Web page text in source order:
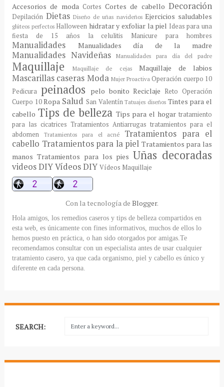
Accesorios de moda Cortes Cortes de cabello Decoración
Depilación Dietas Diseño de uñas navideños Ejercicios saludables
glúteos perfectos Halloween hidratar y exfoliar la piel Ideas para una
fiesta de 15 años
la celulitis Manicure para hombres
Manualidades Manualidades día de la madre
Manualidades Navideñas Manualidades para día del padre
Maquillaje Maquillaje de cejas Maquillaje de labios
Mascarillas caseras Moda Mujer Proactiva Operación cuerpo 10
Pedicura peinados pelo bonito Reciclaje Reto Operación
Cuerpo 10 Ropa Salud San Valentín Tatuajes diseños Tintes para el
cabello Tips de belleza Tips para el hogar tratamiento
para las cicatrices Tratamientos Antiarrugas tratamientos para el
abdomen
Tratamientos para el acné
Tratamientos para el
cabello Tratamientos para la piel Tratamientos para las
manos Tratamientos para los pies Uñas decoradas
videos DIYVídeos DIY Vídeos Maquillaje
Con la tecnología de Blogger.
Hola amigos, los remedios caseros y tips de belleza compartidos en
esta web, es únicamente con fines informativos, muchos de ellos lo
hemos puesto en práctica, o han sido otorgados por amigas.Te
recomendamos consultar con un especialista antes de usar cualquier
tratamiento casero, ya que cada organismo, piel y cabello es único y
diferente en cada persona.
SEARCH: